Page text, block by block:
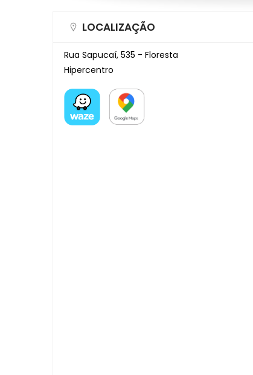
LOCALIZAÇÃO
Rua Sapucaí, 535 - Floresta
Hipercentro